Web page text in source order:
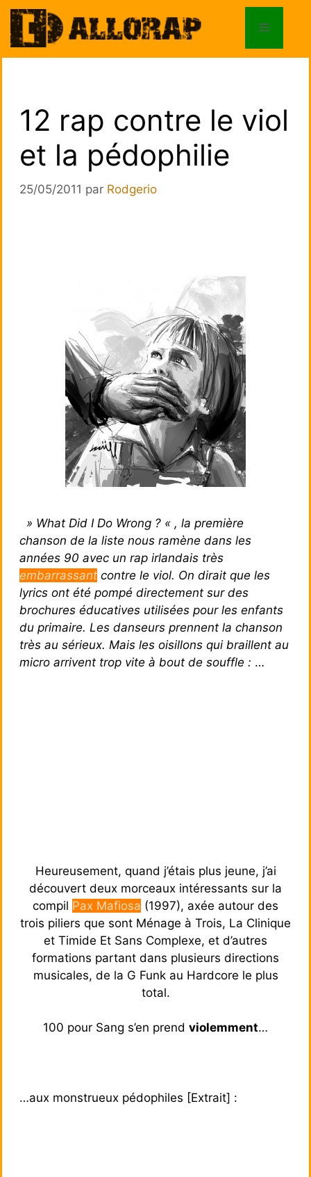
Aller
au
contenu
Menu
12 rap contre le viol
et la pédophilie
25/05/2011 par Rodgerio
» What Did I Do Wrong ? « , la première
chanson de la liste nous ramène dans les
années 90 avec un rap irlandais très
embarrassant contre le viol. On dirait que les
lyrics ont été pompé directement sur des
brochures éducatives utilisées pour les enfants
du primaire. Les danseurs prennent la chanson
très au sérieux. Mais les oisillons qui braillent au
micro arrivent trop vite à bout de souffle : …
Heureusement, quand j’étais plus jeune, j’ai
découvert deux morceaux intéressants sur la
compil Pax Mafiosa (1997), axée autour des
trois piliers que sont Ménage à Trois, La Clinique
et Timide Et Sans Complexe, et d’autres
formations partant dans plusieurs directions
musicales, de la G Funk au Hardcore le plus
total.
100 pour Sang s’en prend violemment…
…aux monstrueux pédophiles [Extrait] :